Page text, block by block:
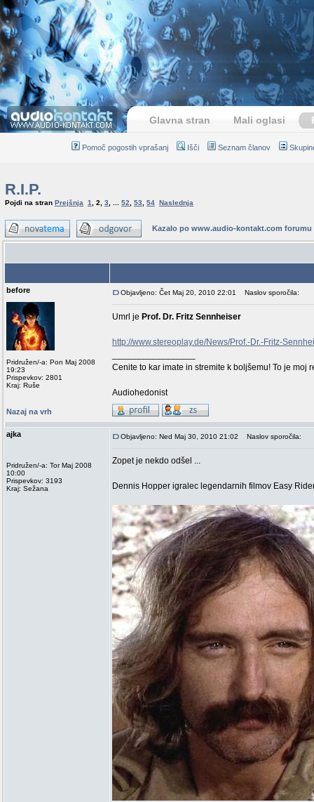
Glavna stran Mali oglasi
Pomoč pogostih vprašanj Išči Seznam članov
R.I.P.
Pojdi na stran Prejšnja 1 2 3 52 53 54 Naslednja
Kazalo po www.audio-kontakt.com forumu
before
Pridružen/-a: Pon Maj 2008
19:23
Prispevkov: 2801
Kraj: Ruše
Objavljeno: Čet Maj 20, 2010 22:01 Naslov sporočila:
Umrl je Prof. Dr. Fritz Sennheiser
http://www.stereoplay.de/News/Prof.-Dr.-Fritz-
Cenite to kar imate in stremite k boljšemu! To je moj
Audiohedonist
Nazaj na vrh
ajka
Pridružen/-a: Tor Maj 2008
10:00
Prispevkov: 3193
Kraj: Sežana
Objavljeno: Ned Maj 30, 2010 21:02 Naslov sporočila:
Zopet je nekdo odšel ...
Dennis Hopper igralec legendarnih filmov Easy